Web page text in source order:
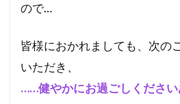
ので…
皆様におかれましても、次の
いただき、
……健やかにお過ごしくださ